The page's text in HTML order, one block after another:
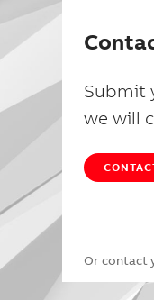
Submit
we will
Or contact